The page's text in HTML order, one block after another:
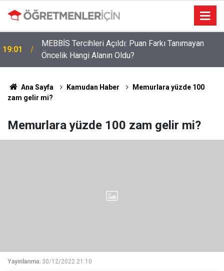
19:01
MEBBİS Tercihleri Açıldı: Puan Farkı Tanımayan
Öncelik Hangi Alanın Oldu?
Ana Sayfa Kamudan Haber
Memurlara yüzde 100
zam gelir mi?
Memurlara yüzde 100 zam gelir mi?
Yayınlanma: 30/12/2022 21:10